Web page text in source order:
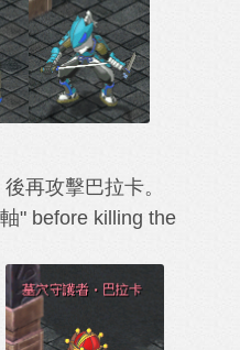
再攻擊巴拉卡。
" before killing the